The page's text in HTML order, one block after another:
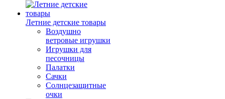
Летние детские товары
Воздушно
ветровые игрушки
Игрушки для
песочницы
Палатки
Сачки
Солнцезащитные
очки